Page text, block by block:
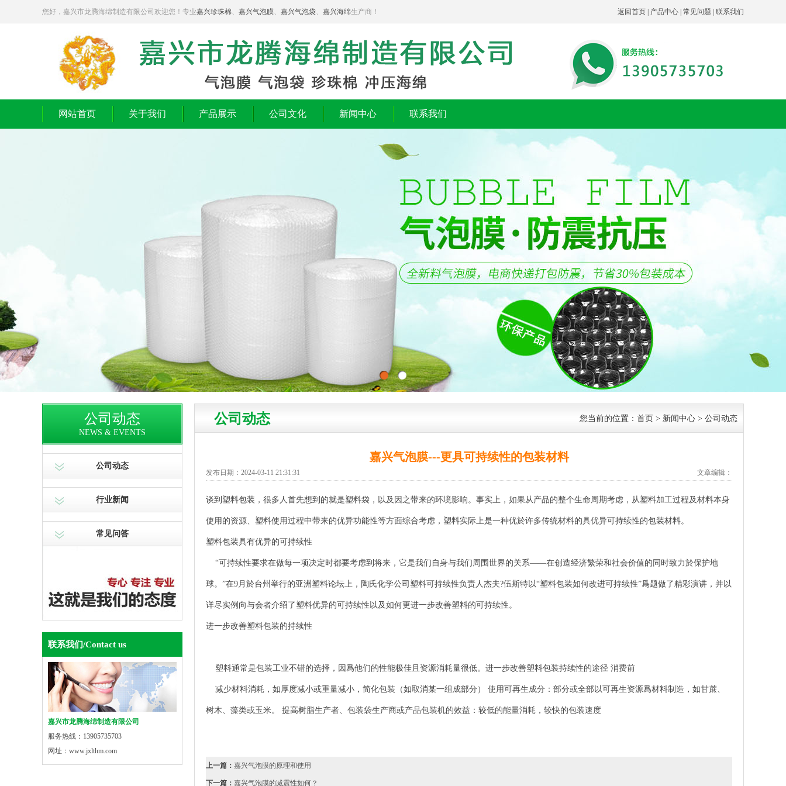
返回首页 产品中心 常见问题 联系我们
您好，嘉兴市龙腾海绵制造有限公司欢迎您！专业嘉兴珍珠棉、 嘉兴气泡膜、 嘉兴气泡袋、 嘉兴海绵生产商！
网站首页 关于我们 产品展示 公司文化 新闻中心 联系我们
公司动态
NEWS & EVENTS
公司动态
行业新闻
常见问答
联系我们/Contact us
嘉兴市龙腾海绵制造有限公司
服务热线：13905735703
网址：www.jxlthm.com
您当前的位置： 首页 > 新闻中心 > 公司动态
公司动态
嘉兴气泡膜---更具可持续性的包装材料
文章编辑：
发布日期：2024-03-11 21:31:31
谈到塑料包装，很多人首先想到的就是塑料袋，以及因之带来的环境影响。事实上，如果从产品的整个生命周期考虑，从塑料加工过程及材料本身
使用的资源、塑料使用过程中带来的优异功能性等方面综合考虑，塑料实际上是一种优於许多传统材料的具优异可持续性的包装材料。
塑料包装具有优异的可持续性
“可持续性要求在做每一项决定时都要考虑到将来，它是我们自身与我们周围世界的关系——在创造经济繁荣和社会价值的同时致力於保护地
球。”在9月於台州举行的亚洲塑料论坛上，陶氏化学公司塑料可持续性负责人杰夫?伍斯特以“塑料包装如何改进可持续性”爲题做了精彩演讲，并以
详尽实例向与会者介绍了塑料优异的可持续性以及如何更进一步改善塑料的可持续性。
进一步改善塑料包装的持续性
塑料通常是包装工业不错的选择，因爲他们的性能极佳且资源消耗量很低。进一步改善塑料包装持续性的途径 消费前
减少材料消耗，如厚度减小或重量减小，简化包装（如取消某一组成部分） 使用可再生成分：部分或全部以可再生资源爲材料制造，如甘蔗、
树木、藻类或玉米。 提高树脂生产者、包装袋生产商或产品包装机的效益：较低的能量消耗，较快的包装速度
上一篇： 嘉兴气泡膜的原理和使用
下一篇： 嘉兴气泡膜的减震性如何？